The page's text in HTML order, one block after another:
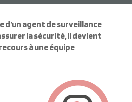
d’un agent de surveillance
la sécurité, il devient
à une équipe